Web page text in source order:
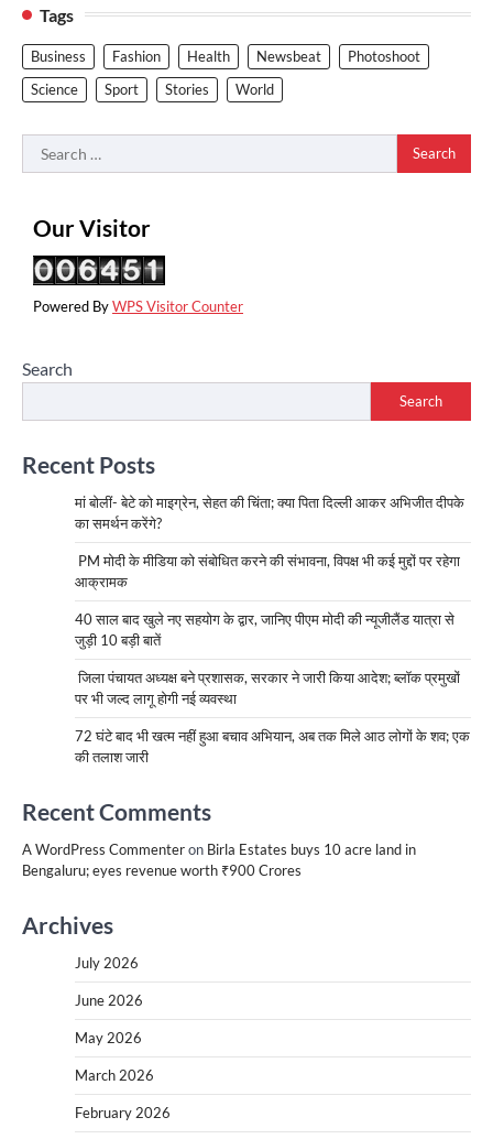
Tags
Business Fashion Health Newsbeat
Photoshoot
Science
Sport Stories World
Search
for:
Our Visitor
Powered ByWPS Visitor Counter
Search
Search
Recent Posts
मां बोलीं- बेटे को माइग्रेन, सेहत की चिंता; क्या पिता दिल्ली आकर अभिजीत दीपके
का समर्थन करेंगे?
PM मोदी के मीडिया को संबोधित करने की संभावना, विपक्ष भी कई मुद्दों पर रहेगा
आक्रामक
40 साल बाद खुले नए सहयोग के द्वार, जानिए पीएम मोदी की न्यूजीलैंड यात्रा से
जुड़ी 10 बड़ी बातें
जिला पंचायत अध्यक्ष बने प्रशासक, सरकार ने जारी किया आदेश; ब्लॉक प्रमुखों
पर भी जल्द लागू होगी नई व्यवस्था
72 घंटे बाद भी खत्म नहीं हुआ बचाव अभियान, अब तक मिले आठ लोगों के शव; एक
की तलाश जारी
Recent Comments
A WordPress Commenteron Birla Estates buys 10 acre land in
Bengaluru; eyes revenue worth ₹900 Crores
Archives
July 2026
June 2026
May 2026
March 2026
February 2026